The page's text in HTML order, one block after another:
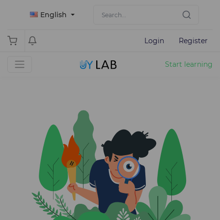
English
Login Register
Start learning